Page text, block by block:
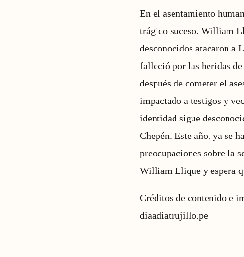
En el asentamiento
trágico suceso. William
desconocidos atacaron a
falleció por las heridas
después de cometer el
impactado a testigos y
identidad sigue
Chepén. Este año, ya se
preocupaciones sobre la
William Llique y espera
Créditos de contenido e
diaadiatrujillo.pe